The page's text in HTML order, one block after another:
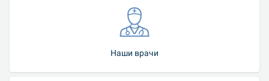
Наши врачи